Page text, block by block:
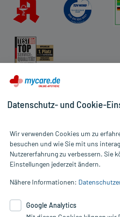
Alle Preise gelten inkl. MwSt., ggf.
Informationen auf dieser Website
die Untersuchung und Behandlung
Therapien eingeleitet werden
Datenschutz- und Cookie-
Wir verwenden Cookies um zu
besuchen und wie Sie mit uns
Nutzererfahrung zu verbessern. Sie
Einstellungen jederzeit ändern.
Nähere Informationen:
Google Analytics